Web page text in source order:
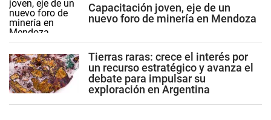
Capacitación joven, eje de un
nuevo foro de minería en Mendoza
Tierras raras: crece el interés por
un recurso estratégico y avanza el
debate para impulsar su
exploración en Argentina